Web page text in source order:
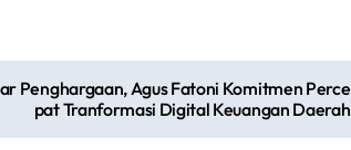
Penghargaan, Agus Fatoni Komitmen Perce
pat Tranformasi Digital Keuangan Daerah